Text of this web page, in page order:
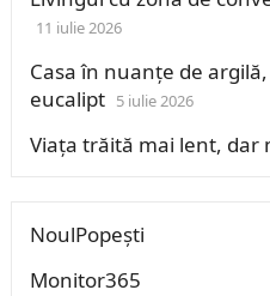
11 iulie 2026
Casa în nuanțe de
eucalipt 5 iulie 2026
Viața trăită mai lent, dar
NoulPopești
Monitor365